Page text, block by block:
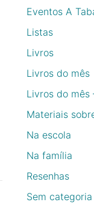
Eventos A
Listas
Livros
Livros do mês
Livros do mês
Materiais
Na escola
Na família
Resenhas
Sem categoria